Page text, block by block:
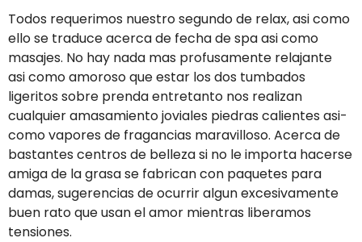
Todos requerimos nuestro segundo de relax, asi­ como
ello se traduce acerca de fecha de spa asi­ como
masajes. No hay nada mas profusamente relajante
asi­ como amoroso que estar los dos tumbados
ligeritos sobre prenda entretanto nos realizan
cualquier amasamiento joviales piedras calientes asi­
como vapores de fragancias maravilloso. Acerca de
bastantes centros de belleza si no le importa hacerse
amiga de la grasa se fabrican con paquetes para
damas, sugerencias de ocurrir algun excesivamente
buen rato que usan el amor mientras liberamos
tensiones.